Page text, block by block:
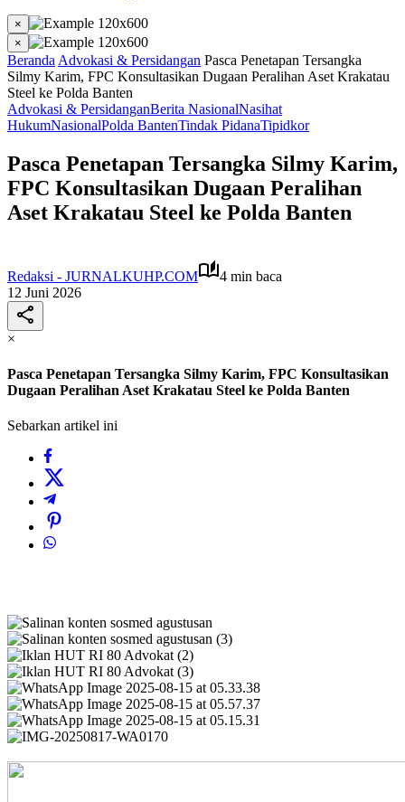
×
×
Beranda Advokasi & Persidangan Pasca Penetapan Tersangka
Silmy Karim, FPC Konsultasikan Dugaan Peralihan Aset Krakatau
Steel ke Polda Banten
Advokasi & PersidanganBerita NasionalNasihat
HukumNasionalPolda BantenTindak PidanaTipidkor
Pasca Penetapan Tersangka Silmy Karim,
FPC Konsultasikan Dugaan Peralihan
Aset Krakatau Steel ke Polda Banten
Redaksi - JURNALKUHP.COM
4 min baca
12 Juni 2026
×
Pasca Penetapan Tersangka Silmy Karim, FPC Konsultasikan
Dugaan Peralihan Aset Krakatau Steel ke Polda Banten
Sebarkan artikel ini